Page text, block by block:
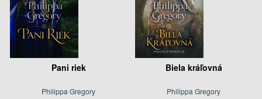
Pani riek
Philippa Gregory
Biela kráľovná
Philippa Gregory